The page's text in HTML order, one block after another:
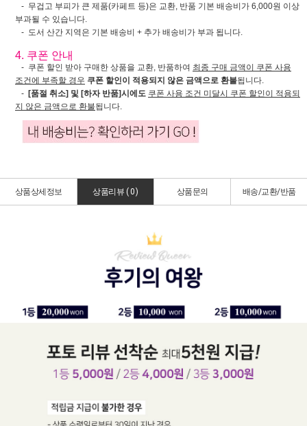
- 무겁고 부피가 큰 제품(카페트 등)은 교환, 반품 기본 배송비가 6,000원 이상
부과될 수 있습니다.
- 도서 산간 지역은 기본 배송비 + 추가 배송비가 부과 됩니다.
4. 쿠폰 안내
- 쿠폰 할인 받아 구매한 상품을 교환, 반품하여 최종 구매 금액이 쿠폰 사용
조건에 부족할 경우 쿠폰 할인이 적용되지 않은 금액으로 환불됩니다.
- [품절 취소] 및 [하자 반품]시에도 쿠폰 사용 조건 미달시 쿠폰 할인이 적용되
지 않은 금액으로 환불됩니다.
상품상세정보 상품리뷰 ( 0) 상품문의 배송/교환/반품